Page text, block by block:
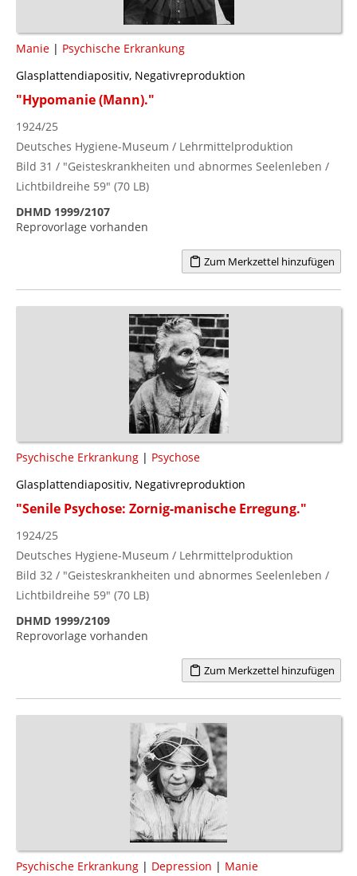
Manie | Psychische Erkrankung
Glasplattendiapositiv, Negativreproduktion
"Hypomanie (Mann)."
1924/25
Deutsches Hygiene-Museum / Lehrmittelproduktion
Bild 31 / "Geisteskrankheiten und abnormes Seelenleben /
Lichtbildreihe 59" (70 LB)
DHMD 1999/2107
Reprovorlage vorhanden
Zum Merkzettel hinzufügen
Psychische Erkrankung | Psychose
Glasplattendiapositiv, Negativreproduktion
"Senile Psychose: Zornig-manische Erregung."
1924/25
Deutsches Hygiene-Museum / Lehrmittelproduktion
Bild 32 / "Geisteskrankheiten und abnormes Seelenleben /
Lichtbildreihe 59" (70 LB)
DHMD 1999/2109
Reprovorlage vorhanden
Zum Merkzettel hinzufügen
Psychische Erkrankung | Depression | Manie